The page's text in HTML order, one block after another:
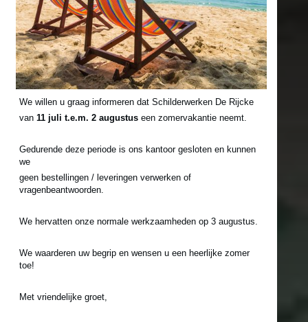
We willen u graag informeren dat Schilderwerken De Rijcke
van 11 juli t.e.m. 2 augustus een zomervakantie neemt.
Gedurende deze periode is ons kantoor gesloten en kunnen
we
geen bestellingen / leveringen verwerken of
vragenbeantwoorden.
We hervatten onze normale werkzaamheden op 3 augustus.
We waarderen uw begrip en wensen u een heerlijke zomer
toe!
Met vriendelijke groet,